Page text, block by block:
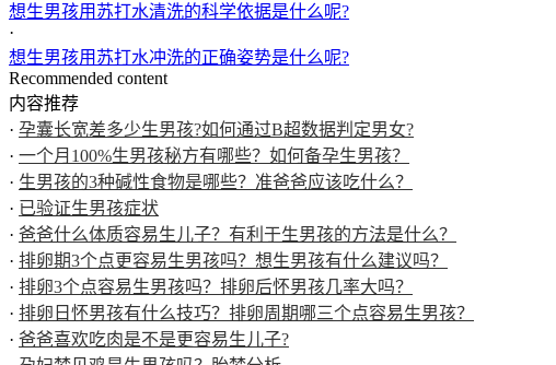
想生男孩用苏打水清洗的科学依据是什么呢?
·
想生男孩用苏打水冲洗的正确姿势是什么呢?
Recommended content
内容推荐
· 孕囊长宽差多少生男孩?如何通过B超数据判定男女?
· 一个月100%生男孩秘方有哪些？如何备孕生男孩？
· 生男孩的3种碱性食物是哪些？准爸爸应该吃什么？
· 已验证生男孩症状
· 爸爸什么体质容易生儿子？有利于生男孩的方法是什么？
· 排卵期3个点更容易生男孩吗？想生男孩有什么建议吗？
· 排卵3个点容易生男孩吗？排卵后怀男孩几率大吗？
· 排卵日怀男孩有什么技巧？排卵周期哪三个点容易生男孩？
· 爸爸喜欢吃肉是不是更容易生儿子?